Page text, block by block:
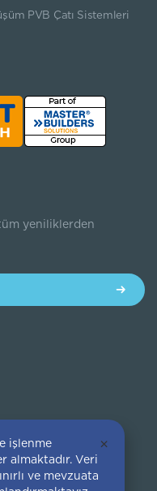
PVB Çatı Sistemleri
yeniliklerden
işlenme
almaktadır. Veri
ve mevzuata
×